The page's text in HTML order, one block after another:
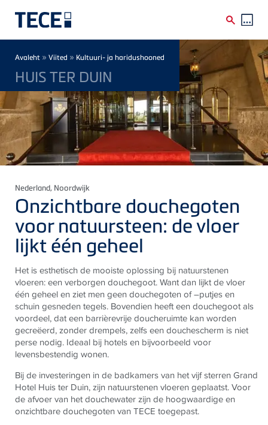
Breadcrumb
Avaleht » Viited » Kultuuri- ja haridushooned
HUIS TER DUIN
Nederland, Noordwijk
Onzichtbare douchegoten
voor natuursteen: de vloer
lijkt één geheel
Het is esthetisch de mooiste oplossing bij natuurstenen
vloeren: een verborgen douchegoot. Want dan lijkt de vloer
één geheel en ziet men geen douchegoten of –putjes en
schuin gesneden tegels. Bovendien heeft een douchegoot als
voordeel, dat een barrièrevrije doucheruimte kan worden
gecreëerd, zonder drempels, zelfs een douchescherm is niet
perse nodig. Ideaal bij hotels en bijvoorbeeld voor
levensbestendig wonen.
Bij de investeringen in de badkamers van het vijf sterren Grand
Hotel Huis ter Duin, zijn natuurstenen vloeren geplaatst. Voor
de afvoer van het douchewater zijn de hoogwaardige en
onzichtbare douchegoten vanTECE toegepast.